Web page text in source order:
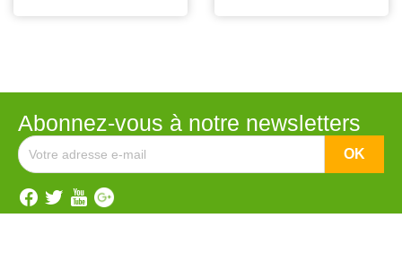
Abonnez-vous à notre newsletters